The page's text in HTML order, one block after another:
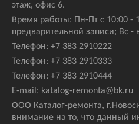
этаж, офис 6.
Время работы: Пн-Пт с 10:00 -
предварительной записи; Вс -
Телефон: +7 383 2910222
Телефон: +7 383 2910333
Телефон: +7 383 2910444
E-mail: katalog-remonta@bk.ru
ООО Каталог-ремонта,
внимание на то, что данный